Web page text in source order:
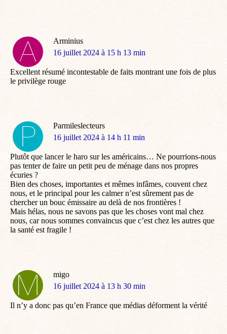
Arminius
dit
16 juillet 2024 à 15 h 13 min
Excellent résumé incontestable de faits montrant une fois de plus
le privilège rouge
Parmileslecteurs
dit
16 juillet 2024 à 14 h 11 min
Plutôt que lancer le haro sur les américains… Ne pourrions-nous
pas tenter de faire un petit peu de ménage dans nos propres
écuries ?
Bien des choses, importantes et mêmes infâmes, couvent chez
nous, et le principal pour les calmer n’est sûrement pas de
chercher un bouc émissaire au delà de nos frontières !
Mais hélas, nous ne savons pas que les choses vont mal chez
nous, car nous sommes convaincus que c’est chez les autres que
la santé est fragile !
migo
dit
16 juillet 2024 à 13 h 30 min
Il n’y a donc pas qu’en France que médias déforment la vérité